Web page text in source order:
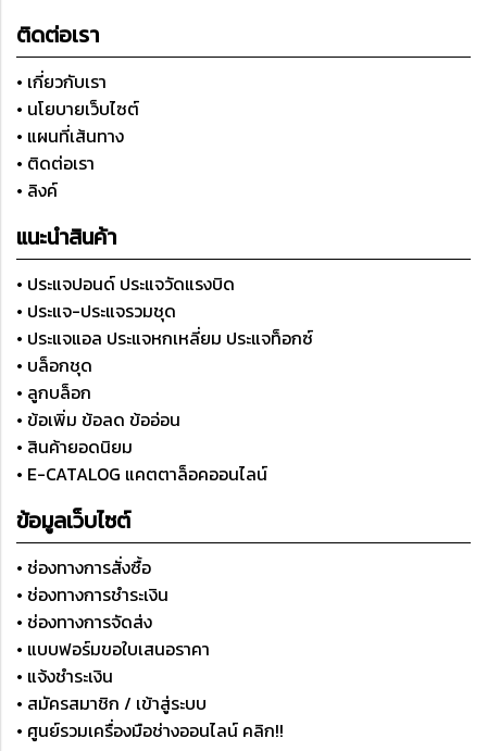
ติดต่อเรา
• เกี่ยวกับเรา
• นโยบายเว็บไซต์
• แผนที่เส้นทาง
• ติดต่อเรา
• ลิงค์
แนะนำสินค้า
• ประแจปอนด์ ประแจวัดแรงบิด
• ประแจ-ประแจรวมชุด
• ประแจแอล ประแจหกเหลี่ยม ประแจท็อกซ์
• บล็อกชุด
• ลูกบล็อก
• ข้อเพิ่ม ข้อลด ข้ออ่อน
• สินค้ายอดนิยม
• E-CATALOG แคตตาล็อคออนไลน์
ข้อมูลเว็บไซต์
• ช่องทางการสั่งซื้อ
• ช่องทางการชำระเงิน
• ช่องทางการจัดส่ง
• แบบฟอร์มขอใบเสนอราคา
• แจ้งชำระเงิน
• สมัครสมาชิก / เข้าสู่ระบบ
• ศูนย์รวมเครื่องมือช่างออนไลน์ คลิก!!